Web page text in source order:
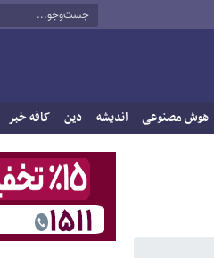
هوش مصنوعی اندیشه دین کافه خبر